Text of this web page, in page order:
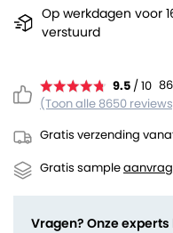
9.5 / 10
(Toon alle 8650
Gratis verzending
Gratis sample
Op werkdagen voor
verstuurd
Vragen? Onze